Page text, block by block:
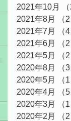
2021年10月
2021年8月
（2
2021年7月
（4
2021年6月
（2
2021年5月
（2
2020年8月
（3
2020年5月
（1
2020年4月
（5
2020年3月
（1
2020年2月
（2